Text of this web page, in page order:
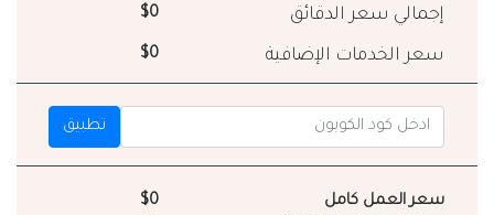
إجمالي سعر الدقائق $0
سعر الخدمات الإضافية $0
تطبيق
سعر العمل كامل
$0